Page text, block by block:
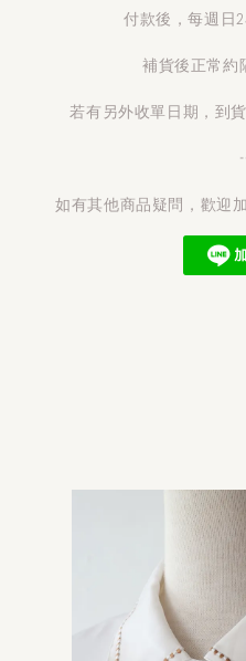
付款後，每週日
補貨後正常約
若有另外收單日期，到
如有其他商品疑問，歡迎